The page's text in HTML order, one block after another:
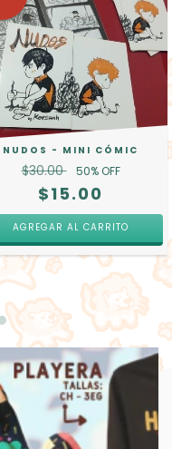
NUDOS - MINI CÓMIC
$30.00 50% OFF
$15.00